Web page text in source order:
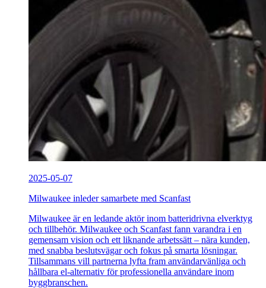
2025-05-07
Milwaukee inleder samarbete med Scanfast
Milwaukee är en ledande aktör inom batteridrivna elverktyg
och tillbehör. Milwaukee och Scanfast fann varandra i en
gemensam vision och ett liknande arbetssätt – nära kunden,
med snabba beslutsvägar och fokus på smarta lösningar.
Tillsammans vill partnerna lyfta fram användarvänliga och
hållbara el-alternativ för professionella användare inom
byggbranschen.